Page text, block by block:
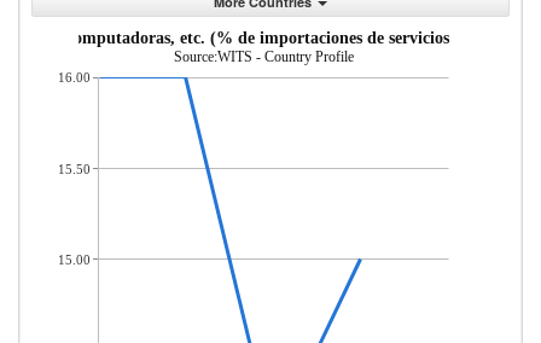
computadoras, etc. (% de importaciones de servicios, balanza de
Source:WITS - Country Profile
16.00
15.50
15.00